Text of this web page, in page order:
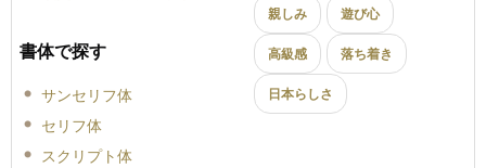
書体で探す
サンセリフ体
セリフ体
スクリプト体
親しみ 遊び心
高級感 落ち着き
日本らしさ